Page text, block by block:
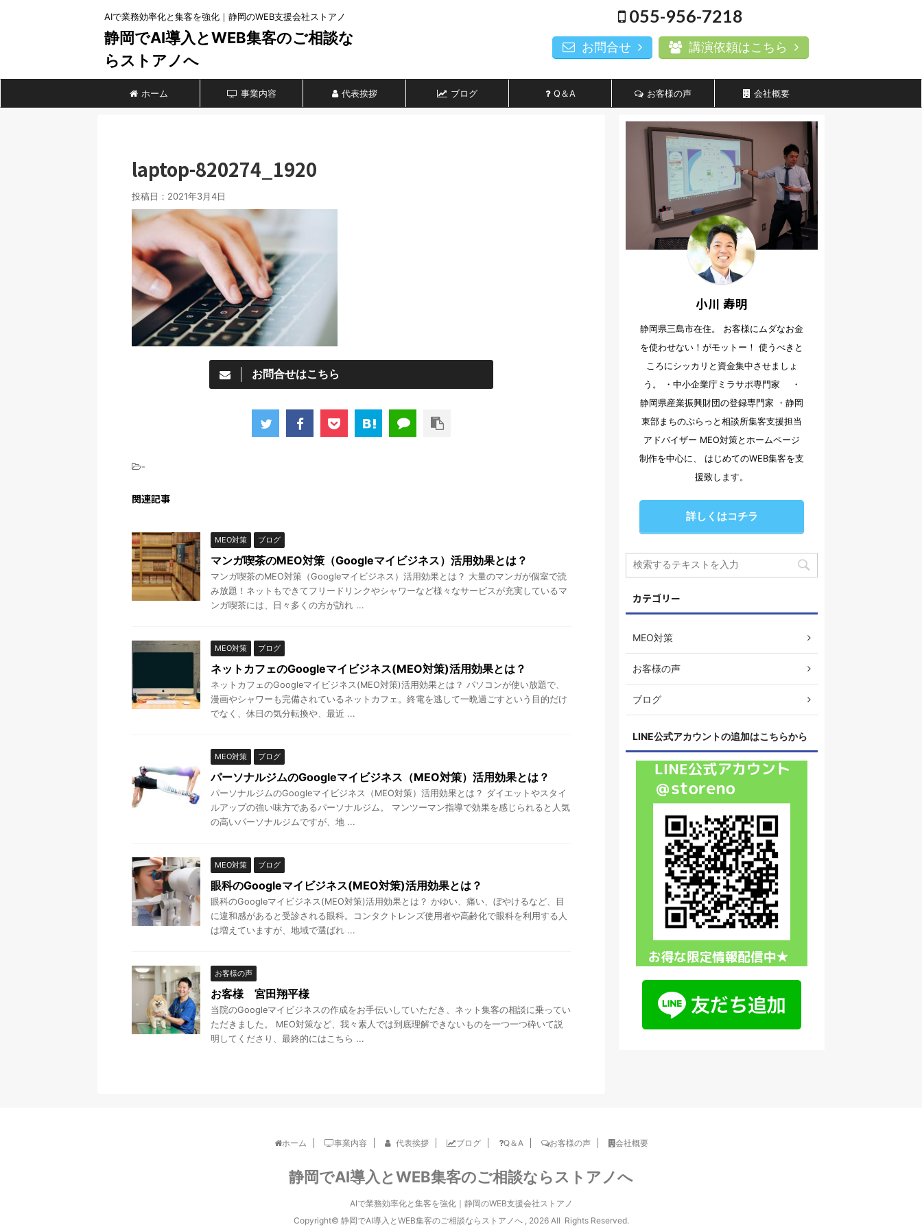
AIで業務効率化と集客を強化｜静岡のWEB支援会社ストアノ
静岡でAI導入とWEB集客のご相談な
らストアノへ
055-956-7218
お問合せ 講演依頼はこちら
ホーム 事業内容 代表挨拶 ブログ Q＆A お客様の声 会社概要
laptop-820274_1920
投稿日： 2021年3月4日
お問合せはこちら
-
関連記事
MEO対策 ブログ
マンガ喫茶のMEO対策（Googleマイビジネス）活用効果とは？
マンガ喫茶のMEO対策（Googleマイビジネス）活用効果とは？ 大量のマンガが個室で読
み放題！ネットもできてフリードリンクやシャワーなど様々なサービスが充実しているマ
ンガ喫茶には、日々多くの方が訪れ ...
MEO対策 ブログ
ネットカフェのGoogleマイビジネス(MEO対策)活用効果とは？
ネットカフェのGoogleマイビジネス(MEO対策)活用効果とは？ パソコンが使い放題で、
漫画やシャワーも完備されているネットカフェ。終電を逃して一晩過ごすという目的だけ
でなく、休日の気分転換や、最近 ...
MEO対策 ブログ
パーソナルジムのGoogleマイビジネス（MEO対策）活用効果とは？
パーソナルジムのGoogleマイビジネス（MEO対策）活用効果とは？ ダイエットやスタイ
ルアップの強い味方であるパーソナルジム。 マンツーマン指導で効果を感じられると人気
の高いパーソナルジムですが、地 ...
MEO対策 ブログ
眼科のGoogleマイビジネス(MEO対策)活用効果とは？
眼科のGoogleマイビジネス(MEO対策)活用効果とは？ かゆい、痛い、ぼやけるなど、目
に違和感があると受診される眼科。コンタクトレンズ使用者や高齢化で眼科を利用する人
は増えていますが、地域で選ばれ ...
お客様の声
お客様 宮田翔平様
当院のGoogleマイビジネスの作成をお手伝いしていただき、ネット集客の相談に乗ってい
ただきました。 MEO対策など、我々素人では到底理解できないものを一つ一つ砕いて説
明してくださり、最終的にはこちら ...
小川 寿明
静岡県三島市在住。 お客様にムダなお金
を使わせない！がモットー！ 使うべきと
ころにシッカリと資金集中させましょ
う。 ・中小企業庁ミラサポ専門家 ・
静岡県産業振興財団の登録専門家 ・静岡
東部まちのぷらっと相談所集客支援担当
アドバイザー MEO対策とホームページ
制作を中心に、 はじめてのWEB集客を支
援致します。
詳しくはコチラ
カテゴリー
MEO対策
お客様の声
ブログ
LINE公式アカウントの追加はこちらから
ホーム 事業内容 代表挨拶 ブログ Q＆A お客様の声 会社概要
静岡でAI導入とWEB集客のご相談ならストアノへ
AIで業務効率化と集客を強化｜静岡のWEB支援会社ストアノ
Copyright© 静岡でAI導入とWEB集客のご相談ならストアノへ , 2026 All Rights Reserved.